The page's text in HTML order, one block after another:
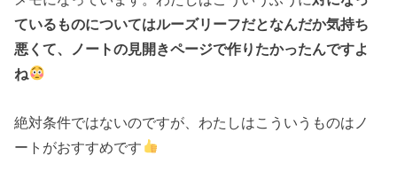
ているものについてはルーズリーフだとなんだか気持ち
悪くて、ノートの見開きページで作りたかったんですよ
ね
絶対条件ではないのですが、わたしはこういうものはノ
ートがおすすめです